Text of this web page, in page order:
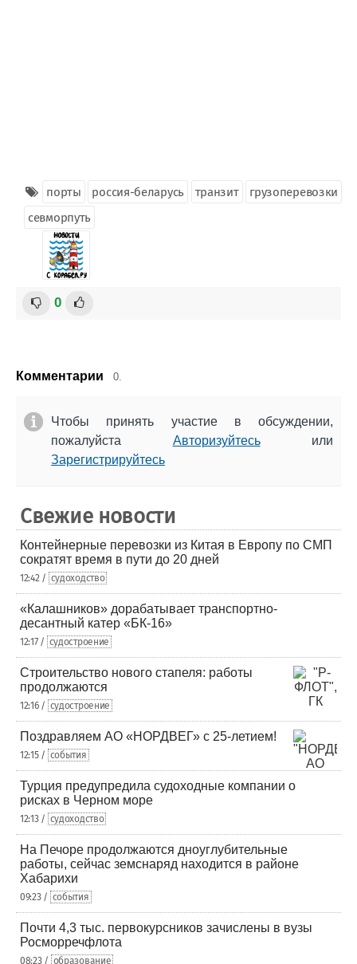
порты россия-беларусь транзит
грузоперевозки
севморпуть
0
Комментарии 0.
Чтобы принять участие в обсуждении,
пожалуйста Авторизуйтесьили
Зарегистрируйтесь
Свежие новости
Контейнерные перевозки из Китая в Европу по СМП
сократят время в пути до 20 дней
12:42 / судоходство
«Калашников» дорабатывает транспортно-
десантный катер «БК-16»
12:17 / судостроение
Строительство нового стапеля: работы
продолжаются
12:16 / судостроение
Поздравляем АО «НОРДВЕГ» с 25-летием!
12:15 / события
Турция предупредила судоходные компании о
рисках в Черном море
12:13 / судоходство
На Печоре продолжаются дноуглубительные
работы, сейчас земснаряд находится в районе
Хабарихи
09:23 / события
Почти 4,3 тыс. первокурсников зачислены в вузы
Росморречфлота
08:23 / образование